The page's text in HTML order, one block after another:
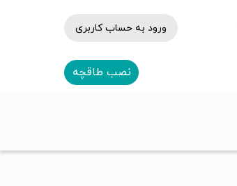
ورود به حساب کاربری
نصب طاقچه